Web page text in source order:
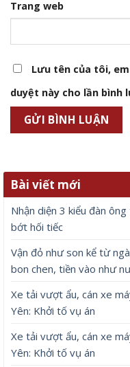
Trang web
Lưu tên của tôi,
duyệt này cho lần bình
Bài viết mới
Nhận diện 3 kiểu đàn
bớt hối tiếc
Vận đỏ như son kể từ
bon chen, tiền vào như
Xe tải vượt ẩu, cán xe
Yên: Khởi tố vụ án
Xe tải vượt ẩu, cán xe
Yên: Khởi tố vụ án